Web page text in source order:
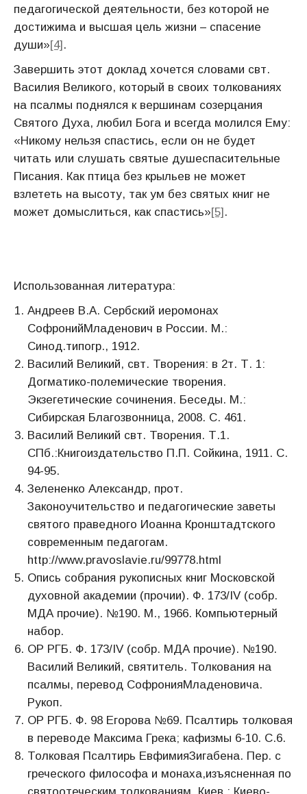
педагогической деятельности, без которой не
достижима и высшая цель жизни – спасение
души»[4].
Завершить этот доклад хочется словами свт.
Василия Великого, который в своих толкованиях
на псалмы поднялся к вершинам созерцания
Святого Духа, любил Бога и всегда молился Ему:
«Никому нельзя спастись, если он не будет
читать или слушать святые душеспасительные
Писания. Как птица без крыльев не может
взлететь на высоту, так ум без святых книг не
может домыслиться, как спастись»[5].
Использованная литература:
Андреев В.А. Сербский иеромонах
СофронийМладенович в России. М.:
Синод.типогр., 1912.
Василий Великий, свт. Творения: в 2т. Т. 1:
Догматико-полемические творения.
Экзегетические сочинения. Беседы. М.:
Сибирская Благозвонница, 2008. С. 461.
Василий Великий свт. Творения. Т.1.
СПб.:Книгоиздательство П.П. Сойкина, 1911. С.
94-95.
Зелененко Александр, прот.
Законоучительство и педагогические заветы
святого праведного Иоанна Кронштадтского
современным педагогам.
http://www.pravoslavie.ru/99778.html
Опись собрания рукописных книг Московской
духовной академии (прочии). Ф. 173/IV (собр.
МДА прочие). №190. М., 1966. Компьютерный
набор.
ОР РГБ. Ф. 173/IV (собр. МДА прочие). №190.
Василий Великий, святитель. Толкования на
псалмы, перевод СофронияМладеновича.
Рукоп.
ОР РГБ. Ф. 98 Егорова №69. Псалтирь толковая
в переводе Максима Грека; кафизмы 6-10. С.6.
Толковая Псалтирь ЕвфимияЗигабена. Пер. с
греческого философа и монаха,изъясненная по